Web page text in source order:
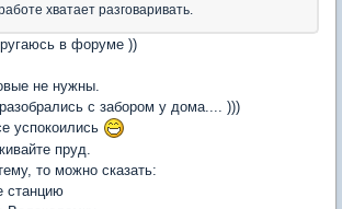
хватает разговаривать.
в форуме ))
не нужны.
с забором у дома.... )))
успокоились
пруд.
то можно сказать:
станцию